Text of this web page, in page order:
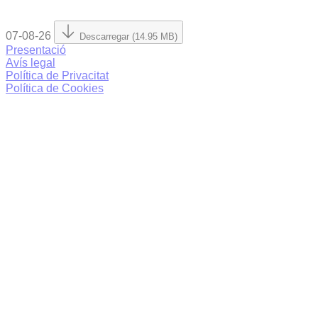
07-08-26 Descarregar (14.95 MB)
Presentació
Avís legal
Política de Privacitat
Política de Cookies